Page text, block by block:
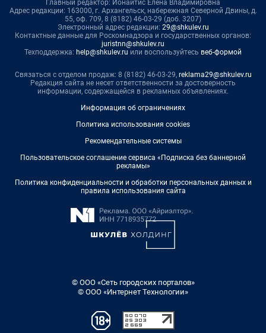
Главный редактор: Ионайтис Елена Владимировна
Адрес редакции: 163000, г. Архангельск, набережная Северной Двины, д.
55, оф. 709, 8 (8182) 46-03-29 (доб. 3207)
Электронный адрес редакции: 29@shkulev.ru
Контактные данные для Роскомнадзора и государственных органов:
juristnn@shkulev.ru
Техподдержка: help@shkulev.ru или воспользуйтесь веб-формой
Связаться с отделом продаж: 8 (8182) 46-03-29, reklama29@shkulev.ru
Редакция сайта не несет ответственности за достоверность
информации, содержащейся в рекламных объявлениях.
Информация об ограничениях
Политика использования cookies
Рекомендательные системы
Пользовательское соглашение сервиса «Подписка без баннерной
рекламы»
Политика конфиденциальности и обработки персональных данных и
правила использования сайта
© ООО «Сеть городских порталов»
© ООО «Интернет Технологии»